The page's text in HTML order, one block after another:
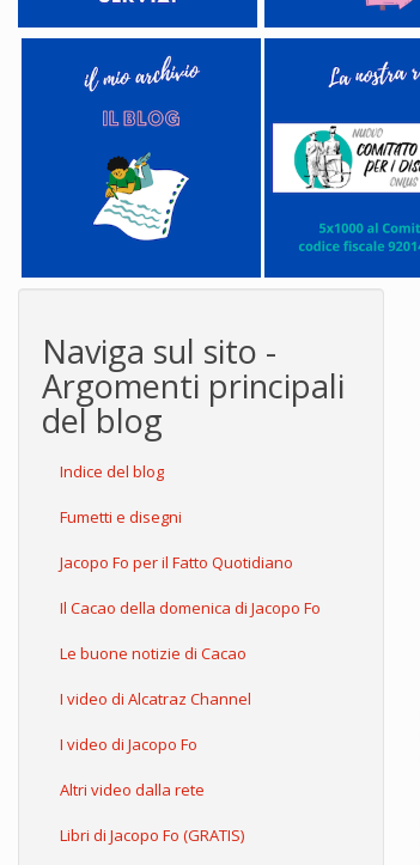
Naviga sul sito -
Argomenti principali
del blog
Indice del blog
Fumetti e disegni
Jacopo Fo per il Fatto Quotidiano
Il Cacao della domenica di Jacopo Fo
Le buone notizie di Cacao
I video di Alcatraz Channel
I video di Jacopo Fo
Altri video dalla rete
Libri di Jacopo Fo (GRATIS)